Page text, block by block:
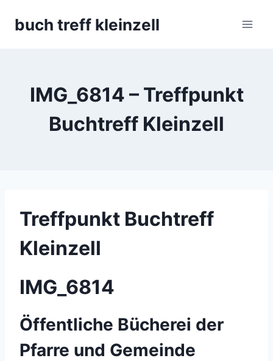
buch treff kleinzell
IMG_6814 – Treffpunkt
Buchtreff Kleinzell
Treffpunkt Buchtreff
Kleinzell
IMG_6814
Öffentliche Bücherei der
Pfarre und Gemeinde